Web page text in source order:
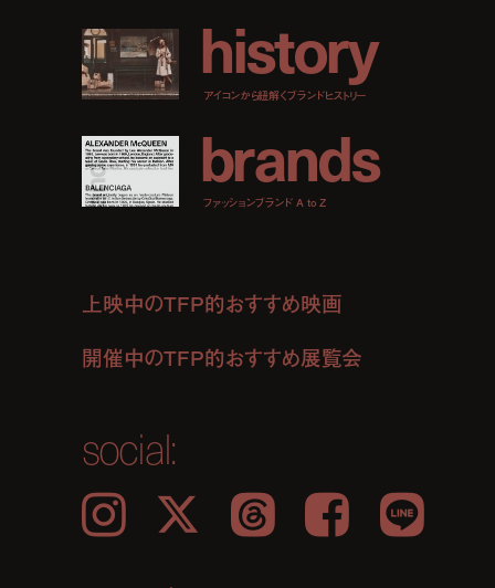
history
アイコンから紐解くブランドヒストリー
brands
ファッションブランド A to Z
上映中のTFP的おすすめ映画
開催中のTFP的おすすめ展覧会
social:
Instagram 𝕏 Threads Facebook LINE